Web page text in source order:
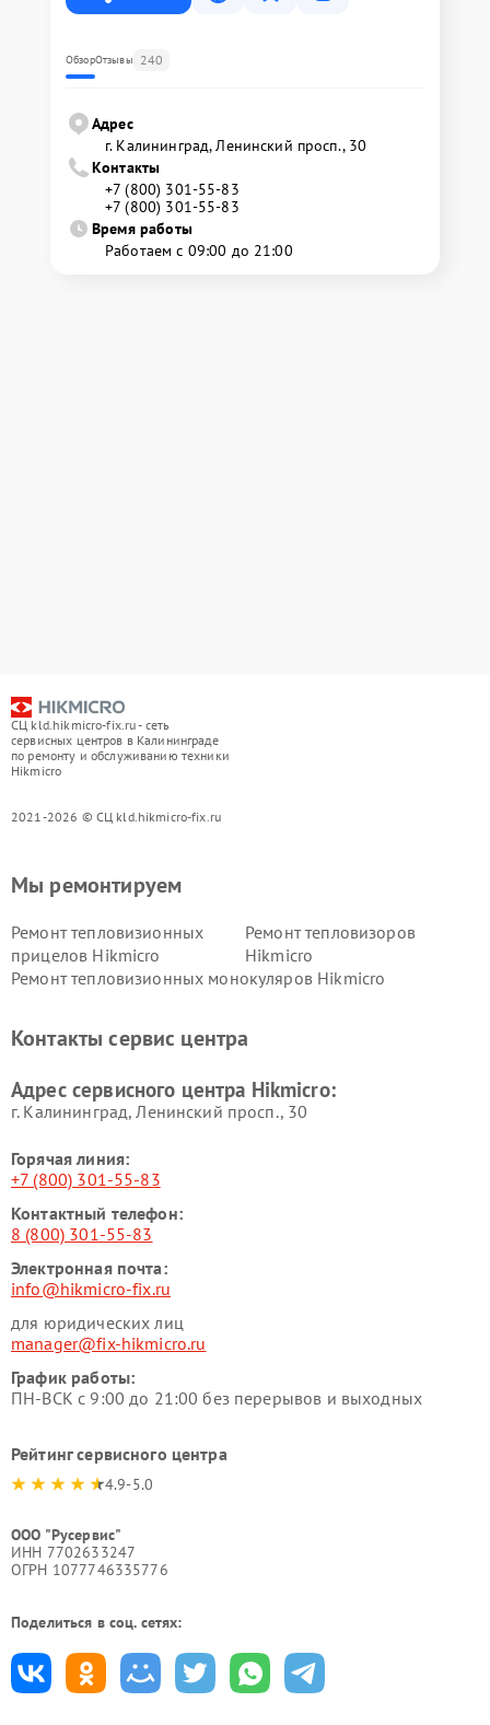
ОбзорОтзывы 240
Адрес
г. Калининград, Ленинский просп., 30
Контакты
+7 (800) 301-55-83
+7 (800) 301-55-83
Время работы
Работаем с 09:00 до 21:00
СЦ kld.hikmicro-fix.ru - сеть
сервисных центров в Калининграде
по ремонту и обслуживанию техники
Hikmicro
2021-2026 © СЦ kld.hikmicro-fix.ru
Мы ремонтируем
Ремонт тепловизионных
прицелов Hikmicro
Ремонт тепловизоров
Hikmicro
Ремонт тепловизионных монокуляров Hikmicro
Контакты сервис центра
Адрес сервисного центра Hikmicro:
г. Калининград, Ленинский просп., 30
Горячая линия:
+7 (800) 301-55-83
Контактный телефон:
8 (800) 301-55-83
Электронная почта:
info@hikmicro-fix.ru
для юридических лиц
manager@fix-hikmicro.ru
График работы:
ПН-ВСК с 9:00 до 21:00 без перерывов и выходных
Рейтинг сервисного центра
4.9-5.0
ООО "Русервис"
ИНН 7702633247
ОГРН 1077746335776
Поделиться в соц. сетях: